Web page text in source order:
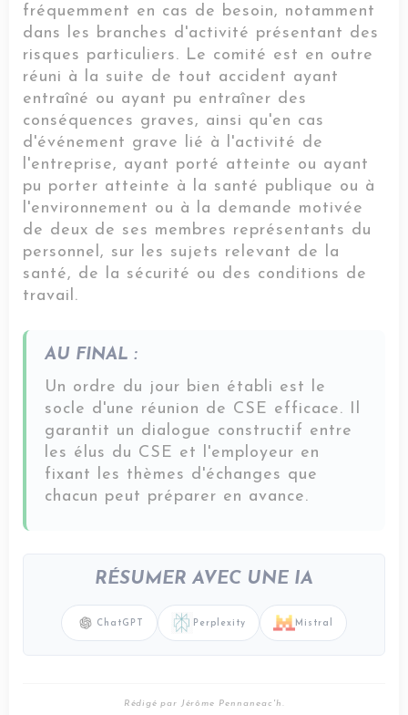
fréquemment en cas de besoin, notamment
dans les branches d'activité présentant des
risques particuliers. Le comité est en outre
réuni à la suite de tout accident ayant
entraîné ou ayant pu entraîner des
conséquences graves, ainsi qu'en cas
d'événement grave lié à l'activité de
l'entreprise, ayant porté atteinte ou ayant
pu porter atteinte à la santé publique ou à
l'environnement ou à la demande motivée
de deux de ses membres représentants du
personnel, sur les sujets relevant de la
santé, de la sécurité ou des conditions de
travail.
AU FINAL :
Un ordre du jour bien établi est le
socle d'une réunion de CSE efficace. Il
garantit un dialogue constructif entre
les élus du CSE et l'employeur en
fixant les thèmes d'échanges que
chacun peut préparer en avance.
RÉSUMER AVEC UNE IA
ChatGPT Perplexity Mistral
Rédigé par Jérôme Pennaneac'h.